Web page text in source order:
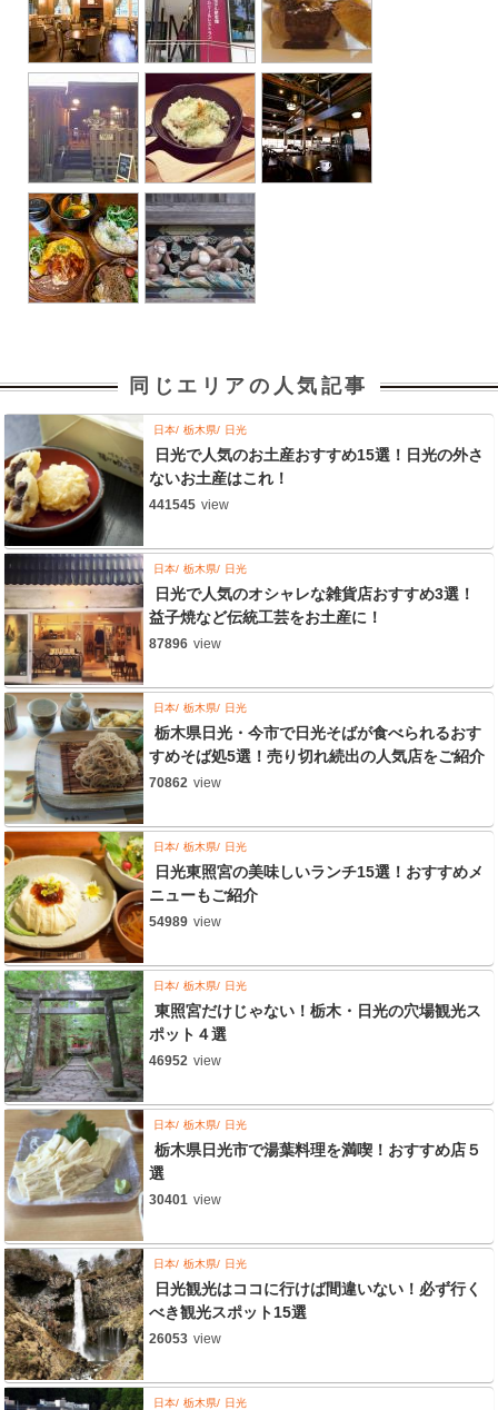
同じエリアの人気記事
日本 栃木県 日光
日光で人気のお土産おすすめ15選！日光の外さ
ないお土産はこれ！
441545 view
日本 栃木県 日光
日光で人気のオシャレな雑貨店おすすめ3選！
益子焼など伝統工芸をお土産に！
87896 view
日本 栃木県 日光
栃木県日光・今市で日光そばが食べられるおす
すめそば処5選！売り切れ続出の人気店をご紹介
70862 view
日本 栃木県 日光
日光東照宮の美味しいランチ15選！おすすめメ
ニューもご紹介
54989 view
日本 栃木県 日光
東照宮だけじゃない！栃木・日光の穴場観光ス
ポット４選
46952 view
日本 栃木県 日光
栃木県日光市で湯葉料理を満喫！おすすめ店５
選
30401 view
日本 栃木県 日光
日光観光はココに行けば間違いない！必ず行く
べき観光スポット15選
26053 view
日本 栃木県 日光